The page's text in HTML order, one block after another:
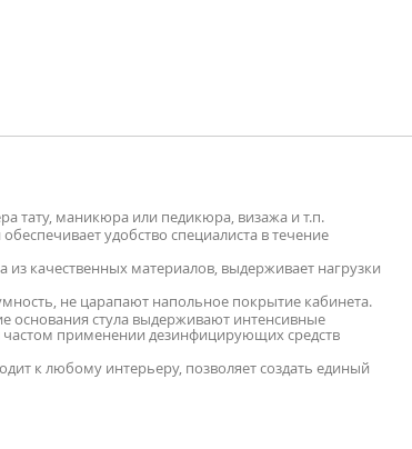
тату, маникюра или педикюра, визажа и т.п.
удобство специалиста в течение
из качественных материалов, выдерживает нагрузки
не царапают напольное покрытие кабинета.
стула выдерживают интенсивные
применении дезинфицирующих средств
к любому интерьеру, позволяет создать единый